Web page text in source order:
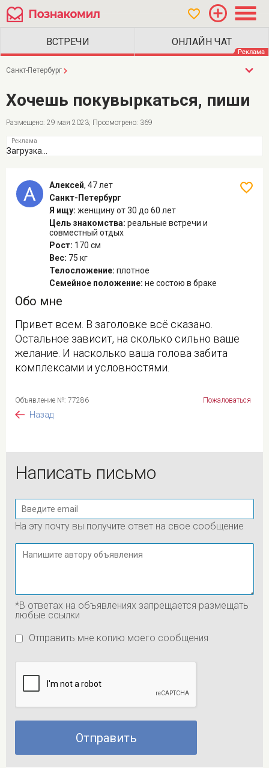
Санкт-Петербург
Хочешь покувыркаться, пиши
Размещено: 29 мая 2023; Просмотрено: 369
Загрузка...
Алексей, 47 лет
Санкт-Петербург
Я ищу: женщинуот 30 до 60 лет
Цель знакомства: реальные встречи и
совместный отдых
Рост: 170 см
Вес: 75 кг
Телосложение: плотное
Семейное положение: не состою в браке
Обо мне
Привет всем. В заголовке всё сказано.
Остальное зависит, на сколько сильно ваше
желание. И насколько ваша голова забита
комплексами и условностями.
Объявление №: 77286 Пожаловаться
Назад
Написать письмо
На эту почту вы получите ответ на свое сообщение
*В ответах на объявлениях запрещается размещать
любые ссылки
Отправить мне копию моего сообщения